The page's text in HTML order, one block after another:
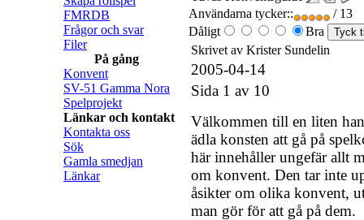
FMRDB
Frågor och svar
Filer
På gång
Konvent
SV-51 Gamma Nora
Spelprojekt
Länkar och kontakt
Kontakta oss
Sök
Gamla smedjan
Länkar
Användarna tycker::
/ 13
Dåligt
Bra
Skrivet av Krister Sundelin
2005-04-14
Sida 1 av 10
Välkommen till en liten
ädla konsten att gå på
här innehåller ungefär allt
om konvent. Den tar inte
åsikter om olika konvent,
man gör för att gå på dem.